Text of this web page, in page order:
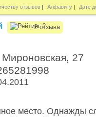
отзывов | Алфавиту | Дате
2 отзыва
Мироновская, 27
место. Однажды